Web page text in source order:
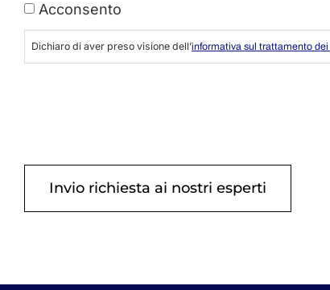
Acconsento
Dichiaro di aver preso visione dell’informativa sul trattamento